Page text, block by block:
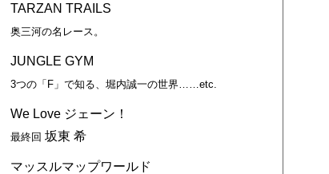
TARZAN TRAILS
奥三河の名レース。
JUNGLE GYM
3つの「F」で知る、堀内誠一の世界……etc.
We Love ジェーン！
最終回 坂東 希
マッスルマップワールド